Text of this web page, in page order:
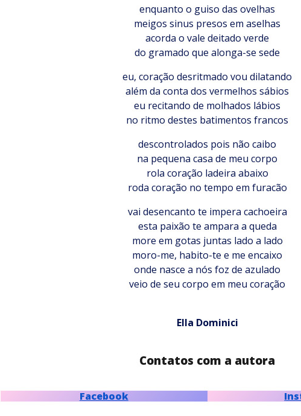
enquanto o guiso das ovelhas
meigos sinus presos em aselhas
acorda o vale deitado verde
do gramado que alonga-se sede
eu, coração desritmado vou dilatando
além da conta dos vermelhos sábios
eu recitando de molhados lábios
no ritmo destes batimentos francos
descontrolados pois não caibo
na pequena casa de meu corpo
rola coração ladeira abaixo
roda coração no tempo em furacão
vai desencanto te impera cachoeira
esta paixão te ampara a queda
more em gotas juntas lado a lado
moro-me, habito-te e me encaixo
onde nasce a nós foz de azulado
veio de seu corpo em meu coração
Ella Dominici
Contatos com a autora
Facebook